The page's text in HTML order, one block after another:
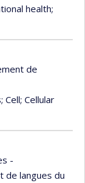
health;
de
; Cell; Cellular
-
langues du